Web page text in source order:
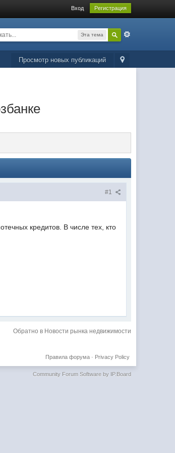
Вход Регистрация
Эта тема
Просмотр новых публикаций
#1
кредитов. В числе тех, кто
Обратно в Новости рынка недвижимости
Privacy Policy
Правила форума·
Community Forum Software by IP.Board